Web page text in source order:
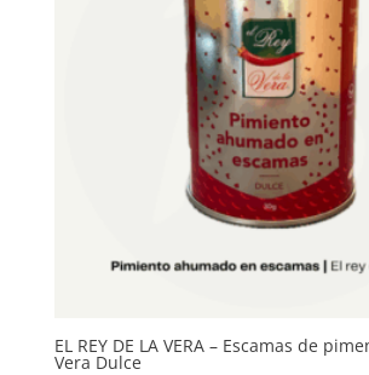
EL REY DE LA VERA – Escamas de
Vera Dulce